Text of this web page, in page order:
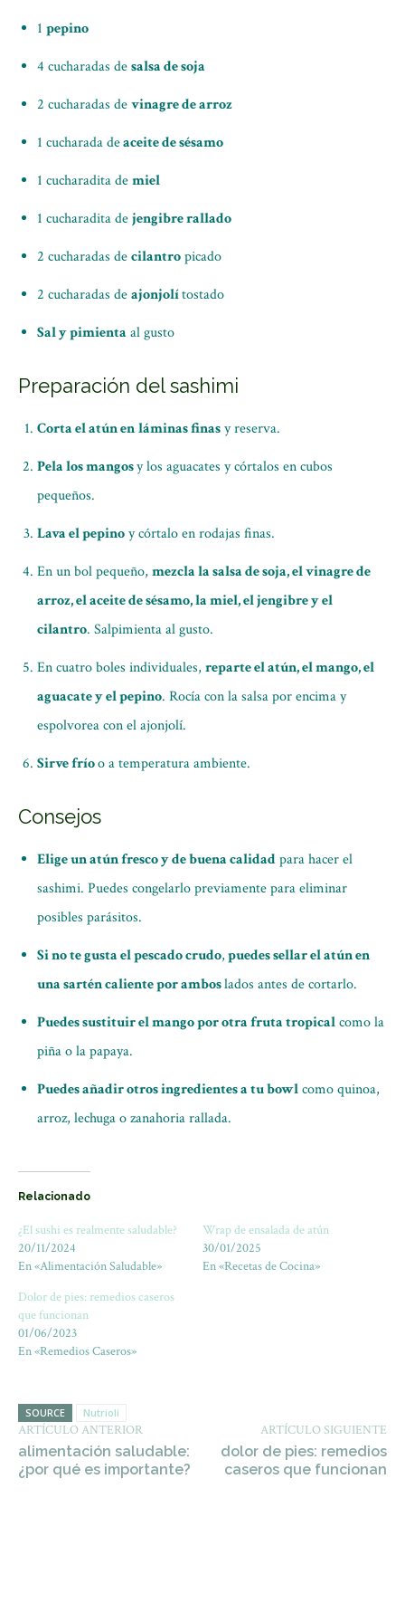
1 pepino
4 cucharadas desalsa de soja
2 cucharadas devinagre de arroz
1 cucharada deaceite de sésamo
1 cucharadita demiel
1 cucharadita dejengibre rallado
2 cucharadas decilantropicado
2 cucharadas deajonjolítostado
Sal y pimienta al gusto
Preparación del sashimi
Corta el atún enláminas finasy reserva.
Pela los mangosy los aguacates y córtalos en cubos
pequeños.
Lava el pepinoy córtalo en rodajas finas.
En un bol pequeño, mezcla la salsa de soja, el vinagre de
arroz, el aceite de sésamo, la miel, el jengibre y el
cilantro. Salpimienta al gusto.
En cuatro boles individuales, reparte el atún, el mango, el
aguacate y el pepino. Rocía con la salsa por encima y
espolvorea con el ajonjolí.
Sirve fríoo a temperatura ambiente.
Consejos
Elige un atún fresco y de buena calidadpara hacer el
sashimi. Puedes congelarlo previamente para eliminar
posibles parásitos.
Si no te gusta el pescado crudo,puedes sellar el atún en
una sartén caliente por amboslados antes de cortarlo.
Puedes sustituir el mango por otra fruta tropicalcomo la
piña o la papaya.
Puedes añadir otros ingredientes a tu bowlcomo quinoa,
arroz, lechuga o zanahoria rallada.
Relacionado
¿El sushi es realmente saludable?
20/11/2024
En «Alimentación Saludable»
Wrap de ensalada de atún
30/01/2025
En «Recetas de Cocina»
Dolor de pies: remedios caseros
que funcionan
01/06/2023
En «Remedios Caseros»
SOURCE Nutrioli
ARTÍCULO ANTERIOR
alimentación saludable:
¿por qué es importante?
ARTÍCULO SIGUIENTE
dolor de pies: remedios
caseros que funcionan